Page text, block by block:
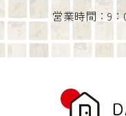
営業時間：9